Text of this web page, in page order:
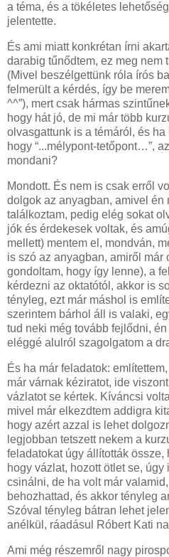
a téma, és a tökéletes
jelentette.
És ami miatt konkrétan írni
darabig tűnődtem, ez meg nem
(Mivel beszélgettünk róla írós
felmerült a kérdés, így be
^^”), mert csak hármas
hogy hát jó, de mi már több
olvasgattunk is a témáról, és
hogy “...mélypont-tetőpont…”,
mondani?
Mondott. És nem is csak erről
dolgok az anyagban, amivel én
találkoztam, pedig elég sokat
jók és érdekesek voltak, és
mellett) mentem el, mondván,
is szó az anyagban, amiről már
gondoltam, hogy így lenne), a
kérdezni az oktatótól, akkor is
tényleg, ezt már máshol is
szerintem bárhol áll is valaki,
tud neki még tovább fejlődni,
eléggé alulról szagolgatom a
És ha már feladatok:
már várnak kéziratot, ide
vázlatot se kértek. Kíváncsi
mivel már elkezdtem addigra
hogy azért azzal is lehet
legjobban tetszett nekem a
feladatokat úgy állították
hogy vázlat, hozott ötlet se, úgy
csinálni, de ha volt már
behozhattad, és akkor tényleg
Szóval tényleg bátran lehet
anélkül, ráadásul Róbert Kati
Ami még részemről nagy